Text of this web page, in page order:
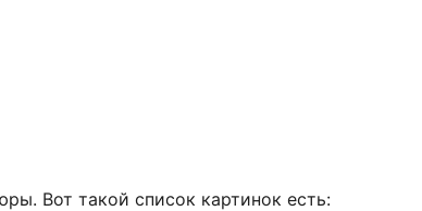
Вот такой список картинок есть: